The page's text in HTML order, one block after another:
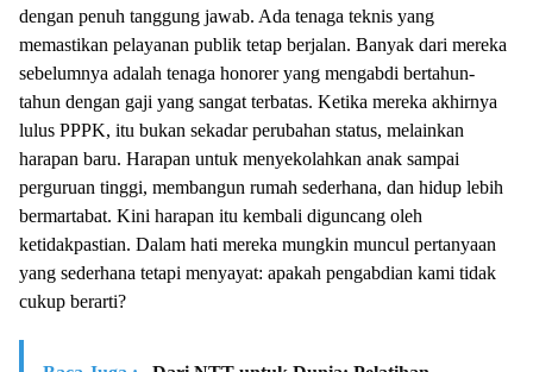
dengan penuh tanggung jawab. Ada tenaga teknis yang
memastikan pelayanan publik tetap berjalan. Banyak dari mereka
sebelumnya adalah tenaga honorer yang mengabdi bertahun-
tahun dengan gaji yang sangat terbatas. Ketika mereka akhirnya
lulus PPPK, itu bukan sekadar perubahan status, melainkan
harapan baru. Harapan untuk menyekolahkan anak sampai
perguruan tinggi, membangun rumah sederhana, dan hidup lebih
bermartabat. Kini harapan itu kembali diguncang oleh
ketidakpastian. Dalam hati mereka mungkin muncul pertanyaan
yang sederhana tetapi menyayat: apakah pengabdian kami tidak
cukup berarti?